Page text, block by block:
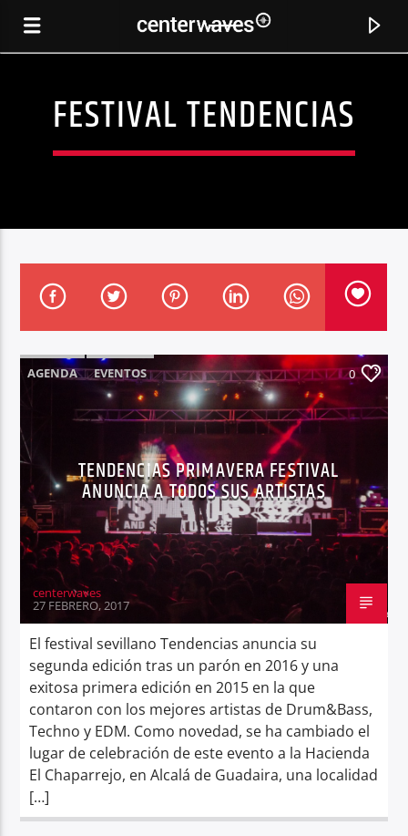
STRONG ENOUGH
JUNIOR SANCHEZ
Center Waves
FESTIVAL TENDENCIAS
AGENDA EVENTOS 0
TENDENCIAS PRIMAVERA FESTIVAL
ANUNCIA A TODOS SUS ARTISTAS
centerwaves
27 FEBRERO, 2017
El festival sevillano Tendencias anuncia su
segunda edición tras un parón en 2016 y una
exitosa primera edición en 2015 en la que
contaron con los mejores artistas de Drum&Bass,
Techno y EDM. Como novedad, se ha cambiado el
lugar de celebración de este evento a la Hacienda
El Chaparrejo, en Alcalá de Guadaira, una localidad
[…]